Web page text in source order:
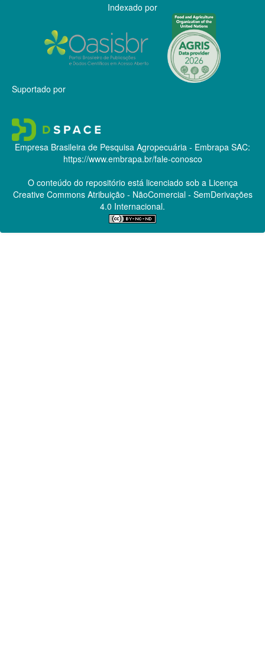
Indexado por
Suportado por
Empresa Brasileira de Pesquisa Agropecuária - Embrapa SAC:
https://www.embrapa.br/fale-conosco
O conteúdo do repositório está licenciado sob a Licença
Creative CommonsAtribuição - NãoComercial - SemDerivações
4.0 Internacional.